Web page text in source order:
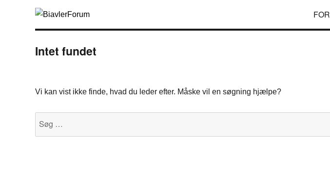
Intet fundet
Vi kan vist ikke finde, hvad du leder efter. Måske vil en søgning hjælpe?